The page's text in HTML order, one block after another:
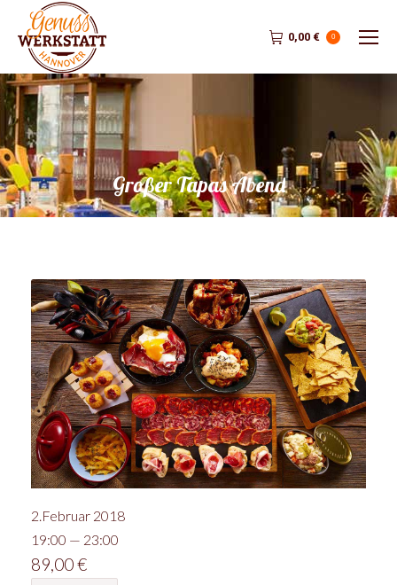
0,00 € 0
Großer Tapas Abend
2.Februar 2018
19:00 — 23:00
89,00€